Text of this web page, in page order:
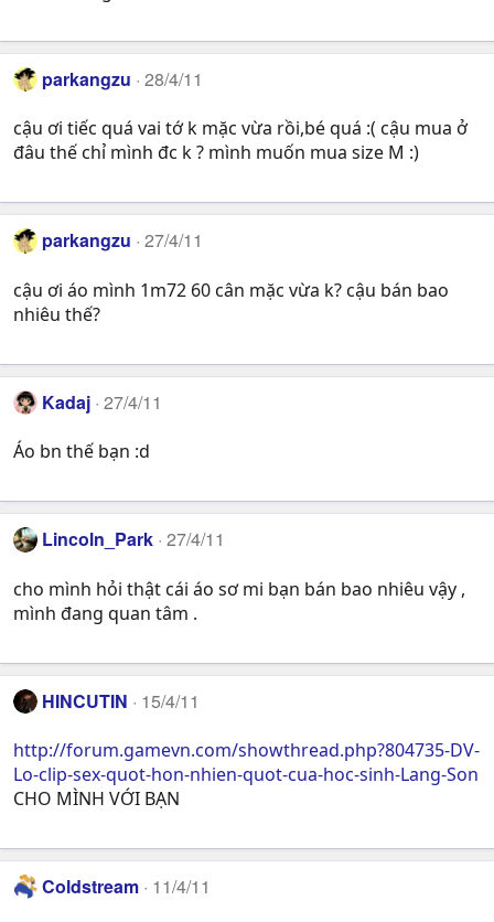
parkangzu 28/4/11
cậu ơi tiếc quá vai tớ k mặc vừa rồi,bé quá :( cậu mua ở
đâu thế chỉ mình đc k ? mình muốn mua size M :)
parkangzu 27/4/11
cậu ơi áo mình 1m72 60 cân mặc vừa k? cậu bán bao
nhiêu thế?
Kadaj 27/4/11
Áo bn thế bạn :d
Lincoln_Park 27/4/11
cho mình hỏi thật cái áo sơ mi bạn bán bao nhiêu vậy ,
mình đang quan tâm .
HINCUTIN 15/4/11
http://forum.gamevn.com/showthread.php?804735-DV-
Lo-clip-sex-quot-hon-nhien-quot-cua-hoc-sinh-Lang-Son
CHO MÌNH VỚI BẠN
Coldstream 11/4/11